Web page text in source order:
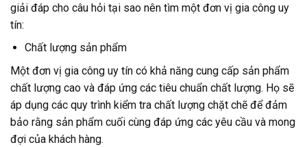
giải đáp cho câu hỏi tại sao nên tìm một đơn vị gia công uy
tín:
Chất lượng sản phẩm
Một đơn vị gia công uy tín có khả năng cung cấp sản phẩm
chất lượng cao và đáp ứng các tiêu chuẩn chất lượng. Họ sẽ
áp dụng các quy trình kiểm tra chất lượng chặt chẽ để đảm
bảo rằng sản phẩm cuối cùng đáp ứng các yêu cầu và mong
đợi của khách hàng.